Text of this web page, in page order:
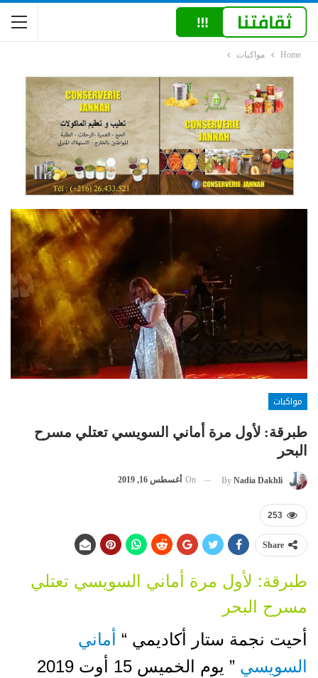
Home مواكبات
مواكبات
طبرقة: لأول مرة أماني السويسي تعتلي مسرح
البحر
By Nadia Dakhli
On أغسطس 16, 2019
253
Share
طبرقة: لأول مرة أماني السويسي تعتلي
مسرح البحر
أحيت نجمة ستار أكاديمي “ أماني
السويسي